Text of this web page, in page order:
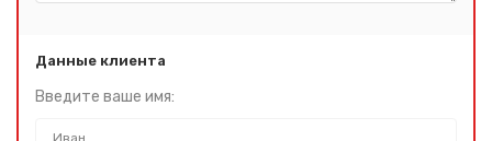
Данные клиента
Введите ваше имя: